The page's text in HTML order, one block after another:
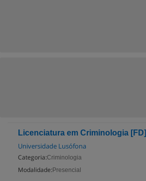
Licenciatura em Criminologia [FD]
Universidade Lusófona
Categoria:Criminologia
Modalidade: Presencial